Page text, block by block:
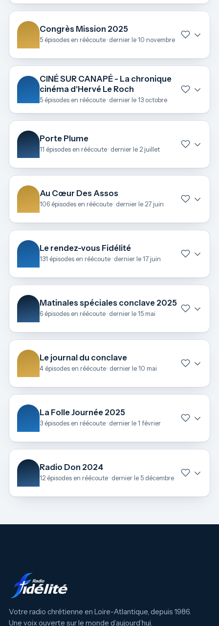
Congrès Mission 2025
5 épisodes en réécoute · dernier le 10 novembre
CINÉ SUR CANAPÉ - La chronique
cinéma d'Hervé Le Roch
5 épisodes en réécoute · dernier le 13 octobre
Porte Plume
11 épisodes en réécoute · dernier le 2 juillet
Au Cœur Des Assos
106 épisodes en réécoute · dernier le 27 juin
Le rendez-vous Fidélité
131 épisodes en réécoute · dernier le 17 juin
Matinales spéciales conclave 2025
6 épisodes en réécoute · dernier le 15 mai
Le journal du conclave
4 épisodes en réécoute · dernier le 10 mai
La Folle Journée 2025
3 épisodes en réécoute · dernier le 1 février
Radio Don 2024
12 épisodes en réécoute · dernier le 5 décembre
Votre radio chrétienne en Loire-Atlantique, depuis 1986.
Une voix ouverte sur le monde d’aujourd’hui.